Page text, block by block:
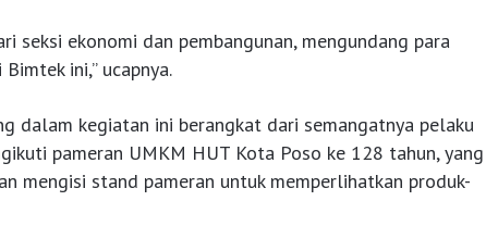
seksi ekonomi dan pembangunan, mengundang para
ini,” ucapnya.
dalam kegiatan ini berangkat dari semangatnya pelaku
pameran UMKM HUT Kota Poso ke 128 tahun, yang
mengisi stand pameran untuk memperlihatkan produk-